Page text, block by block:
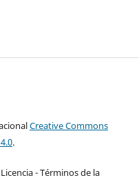
Creative Commons
.
- Términos de la